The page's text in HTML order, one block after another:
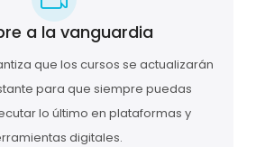
a la vanguardia
que los cursos se actualizarán
para que siempre puedas
lo último en plataformas y
digitales.